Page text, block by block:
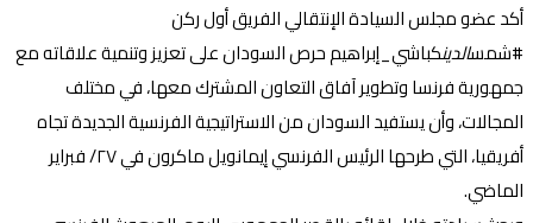
أكد عضو مجلس السيادة الإنتقالي الفريق أول ركن
#شمسالدينكباشي_إبراهيم حرص السودان على تعزيز وتنمية علاقاته مع
جمهورية فرنسا وتطوير آفاق التعاون المشترك معها، في مختلف
المجالات، وأن يستفيد السودان من الاستراتيجية الفرنسية الجديدة تجاه
أفريقيا، التي طرحها الرئيس الفرنسي إيمانويل ماكرون في ٢٧/ فبراير
الماضي.